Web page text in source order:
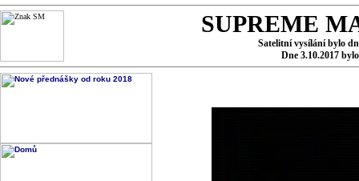
SUPREME
Satelitní vysílání bylo
Dne 3.10.2017